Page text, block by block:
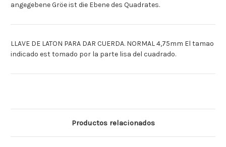
angegebene Gröe ist die Ebene des Quadrates.
LLAVE DE LATON PARA DAR CUERDA. NORMAL 4,75mm El tamao
indicado est tomado por la parte lisa del cuadrado.
Productos relacionados